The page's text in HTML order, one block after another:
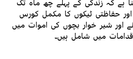
ہے کہ زندگی کے پہلے چھ ماہ تک
حفاظتی ٹیکوں کا مکمل کورس
اور شیر خوار بچوں کی اموات میں
میں شامل ہیں۔